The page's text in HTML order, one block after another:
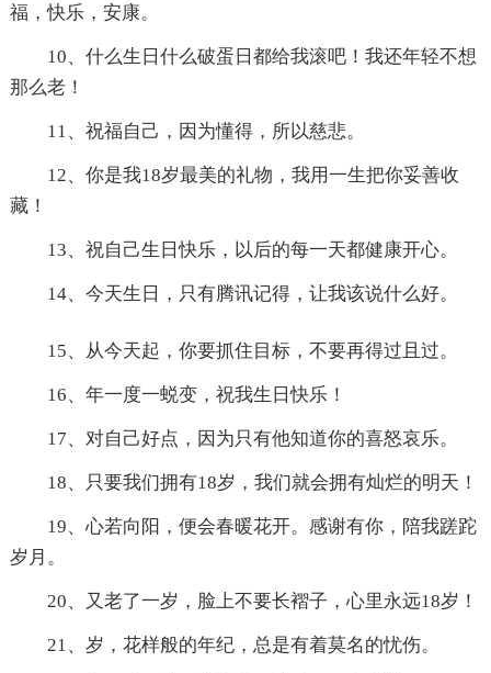
福，快乐，安康。
10、什么生日什么破蛋日都给我滚吧！我还年轻不想
那么老！
11、祝福自己，因为懂得，所以慈悲。
12、你是我18岁最美的礼物，我用一生把你妥善收
藏！
13、祝自己生日快乐，以后的每一天都健康开心。
14、今天生日，只有腾讯记得，让我该说什么好。
15、从今天起，你要抓住目标，不要再得过且过。
16、年一度一蜕变，祝我生日快乐！
17、对自己好点，因为只有他知道你的喜怒哀乐。
18、只要我们拥有18岁，我们就会拥有灿烂的明天！
19、心若向阳，便会春暖花开。感谢有你，陪我蹉跎
岁月。
20、又老了一岁，脸上不要长褶子，心里永远18岁！
21、岁，花样般的年纪，总是有着莫名的忧伤。